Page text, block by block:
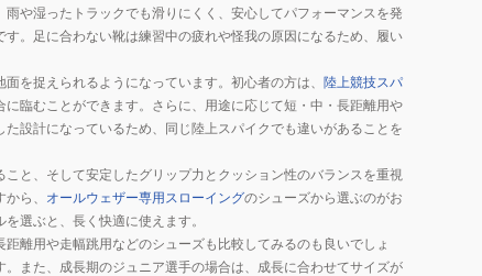
や湿ったトラックでも滑りにくく、安心してパフォーマンスを発
。足に合わない靴は練習中の疲れや怪我の原因になるため、履い
を捉えられるようになっています。初心者の方は、 陸上競技スパ
臨むことができます。さらに、用途に応じて短・中・長距離用や
設計になっているため、同じ陸上スパイクでも違いがあることを
と、そして安定したグリップ力とクッション性のバランスを重視
ら、 オールウェザー専用スローイングのシューズから選ぶのがお
選ぶと、長く快適に使えます。
離用や走幅跳用などのシューズも比較してみるのも良いでしょ
また、成長期のジュニア選手の場合は、成長に合わせてサイズが